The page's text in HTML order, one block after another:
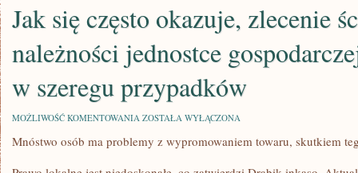
Jak się często okazuje, zlecenie
należności jednostce
w szeregu przypadków
MOŻLIWOŚĆ KOMENTOWANIA JAK
CZĘSTO
OKAZUJE,
ZOSTAŁA WYŁĄCZONA
Mnóstwo osób ma problemy z wypromowaniem towaru, skutkiem